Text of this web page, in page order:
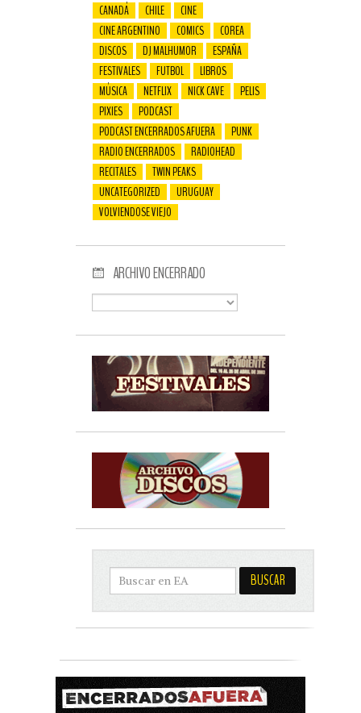
CANADÁ
CHILE
CINE
CINE ARGENTINO
COMICS
COREA
DISCOS
DJ MALHUMOR
ESPAÑA
FESTIVALES
FUTBOL
LIBROS
MÚSICA
NETFLIX NICK CAVE
PELIS
PIXIES
PODCAST
PODCAST ENCERRADOS AFUERA
PUNK
RADIO ENCERRADOS
RADIOHEAD
RECITALES
TWIN PEAKS
UNCATEGORIZED
URUGUAY
VOLVIENDOSE VIEJO
ARCHIVO ENCERRADO